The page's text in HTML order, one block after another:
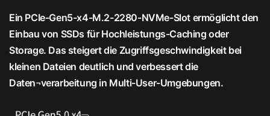
Ein PCIe-Gen5-x4-M.2-2280-NVMe-Slot ermöglicht den
Einbau von SSDs für Hochleistungs-Caching oder
Storage. Das steigert die Zugriffsgeschwindigkeit bei
kleinen Dateien deutlich und verbessert die
Daten¬verarbeitung in Multi-User-Umgebungen.